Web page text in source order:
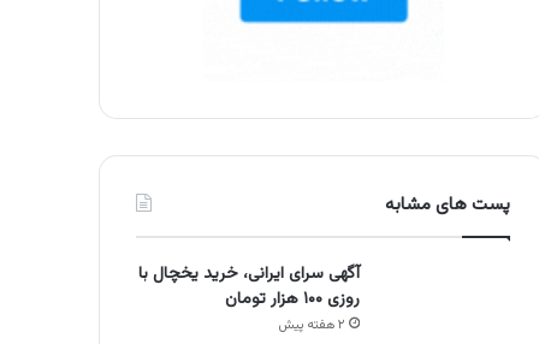
پست های مشابه
آگهی سرای ایرانی، خرید یخچال با
روزی ۱۰۰ هزار تومان
۲ هفته پیش